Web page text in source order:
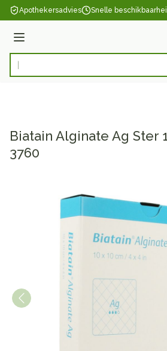
Ga naar de inhoud
Apothekersadvies Snelle
Menu
Product, merk, categorie...
Biatain Alginate Ag Ster
3760